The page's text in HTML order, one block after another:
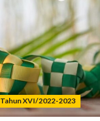
Tahun XVI/2022-2023